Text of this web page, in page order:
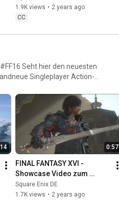
1.9K views • 2 years ago
CC
Singleplayer Action-
0:57
FINAL FANTASY XVI -
Showcase Video zum
kostenlosen Update
Square Enix DE
1.7K views • 2 years ago